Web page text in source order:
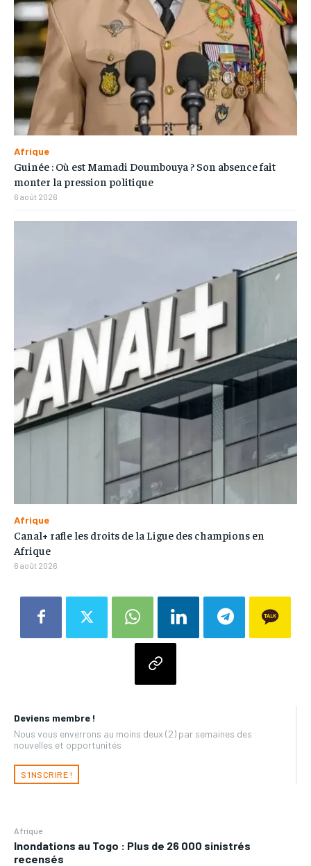
Deviens membre !
Nous vous enverrons au moins deux (2) par semaines des
nouvelles et opportunités
S'INSCRIRE !
Afrique
Inondations au Togo : Plus de 26 000 sinistrés
recensés
Afrique
Guinée : Où est Mamadi Doumbouya ? Son absence fait
monter la pression politique
6 août 2026
Afrique
Canal+ rafle les droits de la Ligue des champions en
Afrique
6 août 2026